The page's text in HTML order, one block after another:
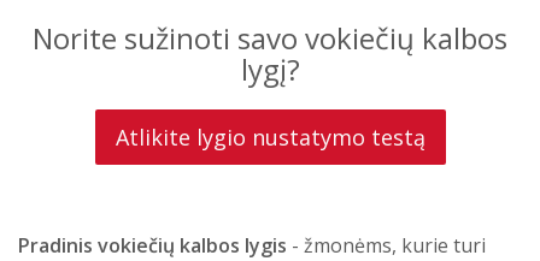
Norite sužinoti savo vokiečių kalbos
lygį?
Atlikite lygio nustatymo testą
Pradinis vokiečių kalbos lygis - žmonėms, kurie turi